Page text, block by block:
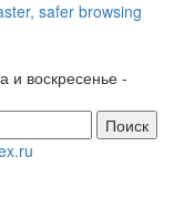
и воскресенье -
Поиск